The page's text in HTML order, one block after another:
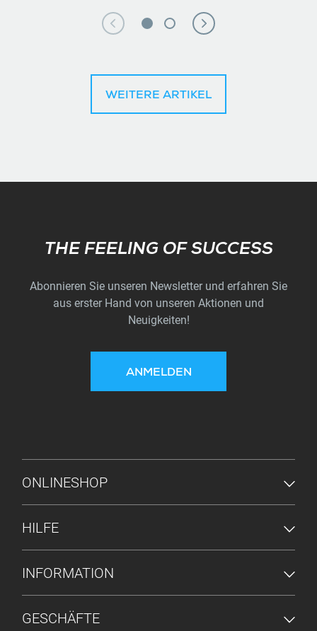
WEITERE ARTIKEL
Subscribe
THE FEELING OF SUCCESS
Abonnieren Sie unseren Newsletter und erfahren Sie
aus erster Hand von unseren Aktionen und
Neuigkeiten!
ANMELDEN
FUSSZEILENMENÜ
ONLINESHOP
HILFE
INFORMATION
GESCHÄFTE